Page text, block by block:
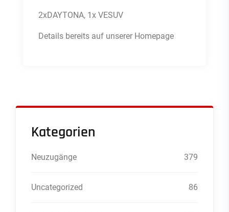
2xDAYTONA, 1x VESUV
Details bereits auf unserer Homepage
Kategorien
Neuzugänge 379
Uncategorized 86